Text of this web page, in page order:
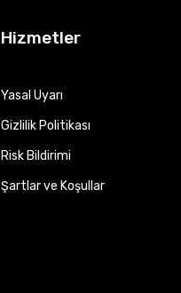
Hizmetler
Yasal Uyarı
Gizlilik Politikası
Risk Bildirimi
Şartlar ve Koşullar